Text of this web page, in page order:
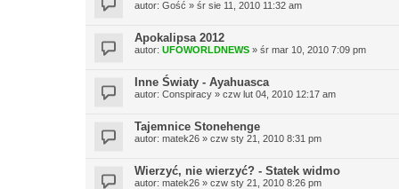
autor: Gość » śr sie 11, 2010 11:32 am
Apokalipsa 2012
autor: UFOWORLDNEWS » śr mar 10, 2010 7:09 pm
Inne Światy - Ayahuasca
autor: Conspiracy » czw lut 04, 2010 12:17 am
Tajemnice Stonehenge
autor: matek26 » czw sty 21, 2010 8:31 pm
Wierzyć, nie wierzyć? - Statek widmo
autor: matek26 » czw sty 21, 2010 8:26 pm